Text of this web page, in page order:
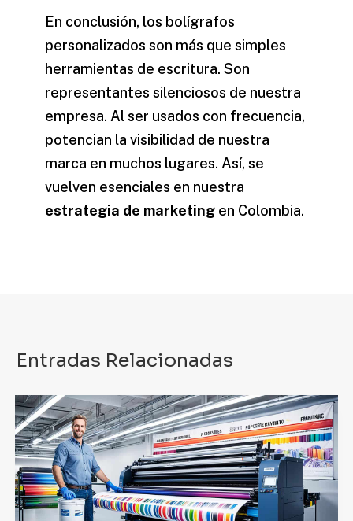
En conclusión, los bolígrafos
personalizados son más que simples
herramientas de escritura. Son
representantes silenciosos de nuestra
empresa. Al ser usados con frecuencia,
potencian la visibilidad de nuestra
marca en muchos lugares. Así, se
vuelven esenciales en nuestra
estrategia de marketingen Colombia.
Entradas Relacionadas